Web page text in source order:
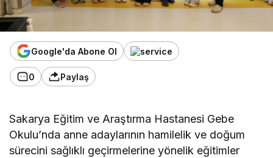
Google'da Abone Ol
0 Paylaş
Sakarya Eğitim ve Araştırma Hastanesi Gebe
Okulu’nda anne adaylarının hamilelik ve doğum
sürecini sağlıklı geçirmelerine yönelik eğitimler